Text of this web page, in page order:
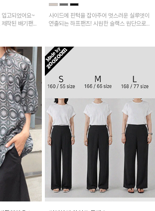
고되었어요~
작된 배기팬츠
사이드에 핀턱을 잡아주어 멋스러운 실루엣이
연출되는 하프팬츠! 시원한 슬랙스 원단으로